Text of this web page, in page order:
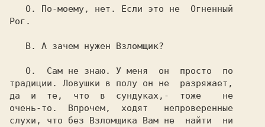
   О.
По-моему, нет. Если это не  Огненный
Рог.
   В.
А зачем нужен Взломщик?
   О.
Сам не знаю. У меня  он  просто  по
традиции. Ловушки в полу он не  разряжает,
да  и  те,  что  в  сундуках,-  тоже    не
очень-то.  Впрочем,  ходят   непроверенные
слухи, что без Взломщика Вам не  найти  ни